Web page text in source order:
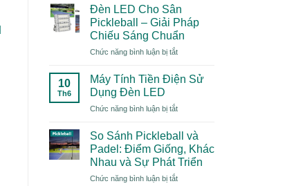
Thao
“Mới
Toanh”
Năm
2026
Gì
Nguyên
Nhân
Gây
Dòng
Điện
Công
Đèn LED Cho Sân
Pickleball – Giải Pháp
Chiếu Sáng Chuẩn
Chức năng bình luận bị tắtở
LED
Cho
Pickleball
Giải
Pháp
Chiếu
Sáng
Chuẩn
10
Th6
Máy Tính Tiền Điện Sử
Dụng Đèn LED
Chức năng bình luận bị tắtở
Tính
Tiền
Điện
Sử
Dụng
So Sánh Pickleball và
Padel: Điểm Giống, Khác
Nhau và Sự Phát Triển
Chức năng bình luận bị tắtở